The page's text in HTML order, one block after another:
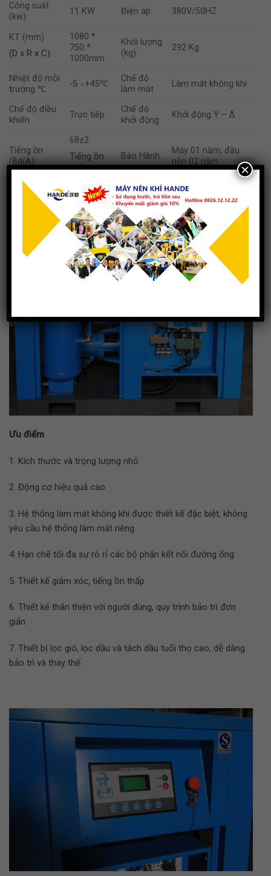
Công suất
(kw):
11 KW Điện áp: 380V/50HZ
KT (mm)
(D x R x C):
1080 *
750 *
1000mm
Khối lượng
(kg):
292 Kg
Nhiệt độ môi
trường ℃
-5 ̴ +45℃
Chế độ
làm mát
Làm mát không khí
Chế độ điều
khiển
Trực tiếp
Chế độ
khởi động
Khởi động Y – Δ
Tiếng ồn
(Bd(A):
68±2
Tiếng ồn
thấp
Bảo Hành:
Máy 01 năm, đầu
nén 02 năm
Lượng dầu
bôi trơn (Lít):
18
Ống thoát
khí (inch)
Rp3/4
Ưu điểm
1. Kích thước và trọng lượng nhỏ
2. Động cơ hiệu quả cao
3. Hệ thống làm mát không khí được thiết kế đặc biệt, không
yêu cầu hệ thống làm mát riêng
4. Hạn chế tối đa sự rò rỉ các bộ phận kết nối đường ống
5. Thiết kế giảm xóc, tiếng ồn thấp
6. Thiết kế thân thiện với người dùng, quy trình bảo trì đơn
giản
7. Thiết bị lọc gió, lọc dầu và tách dầu tuổi thọ cao, dễ dàng
bảo trì và thay thế.
×